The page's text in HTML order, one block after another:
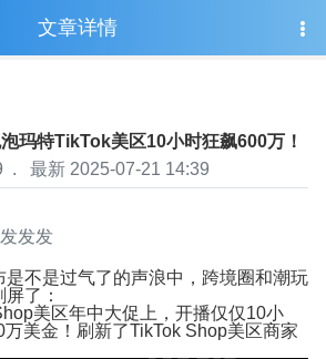
文章详情
玛特TikTok美区10小时狂飙600万！
. 最新 2025-07-21 14:39
发发
是不是过气了的声浪中，跨境圈和潮玩
了：
美区年中大促上，开播仅仅10小
美金！刷新了TikTok Shop美区商家